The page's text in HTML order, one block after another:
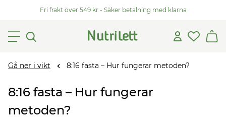
Fri frakt över 549 kr - Säker betalning med klarna
Gå ner i vikt 8:16 fasta – Hur fungerar metoden?
8:16 fasta – Hur fungerar
metoden?